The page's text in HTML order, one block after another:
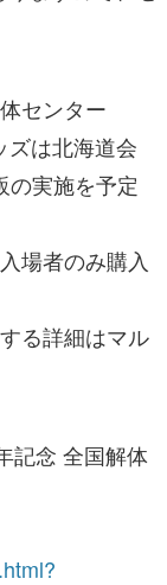
センター
ズは北海道会
の実施を予定
場者のみ購入
る詳細はマル
記念 全国解体